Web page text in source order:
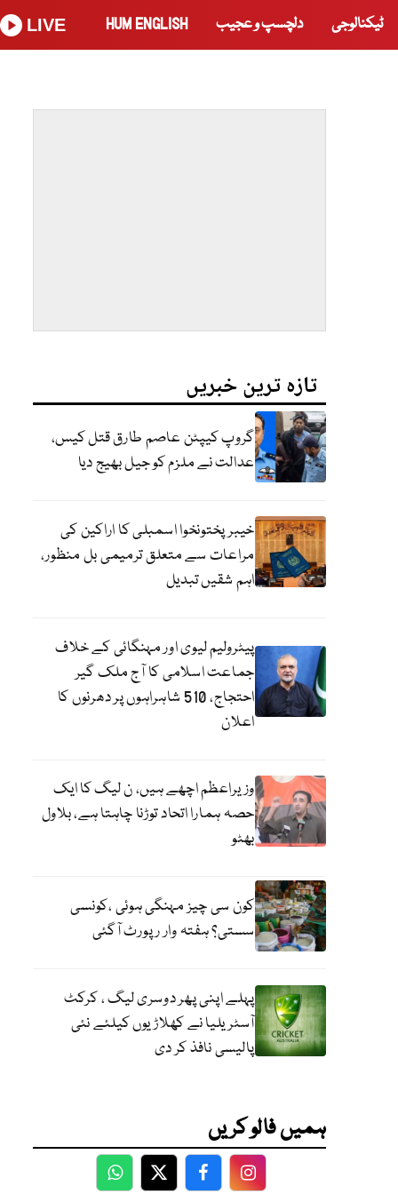
ٹیکنالوجی دلچسپ و عجیب HUM ENGLISH
LIVE
تازہ ترین خبریں
گروپ کیپٹن عاصم طارق قتل کیس،
عدالت نے ملزم کو جیل بھیج دیا
خیبرپختونخوا اسمبلی کا اراکین کی
مراعات سے متعلق ترمیمی بل منظور،
اہم شقیں تبدیل
پیٹرولیم لیوی اور مہنگائی کے خلاف
جماعت اسلامی کا آج ملک گیر
احتجاج، 510 شاہراہوں پر دھرنوں کا
اعلان
وزیراعظم اچھے ہیں، ن لیگ کا ایک
حصہ ہمارا اتحاد توڑنا چاہتا ہے، بلاول
بھٹو
کون سی چیز مہنگی ہوئی ،کونسی
سستی؟ ہفتہ وار رپورٹ آگئی
پہلے اپنی پھر دوسری لیگ ، کرکٹ
آسٹریلیا نے کھلاڑیوں کیلئے نئی
پالیسی نافذ کر دی
ہمیں فالو کریں
WhatsApp
TwitterFacebookFacebook